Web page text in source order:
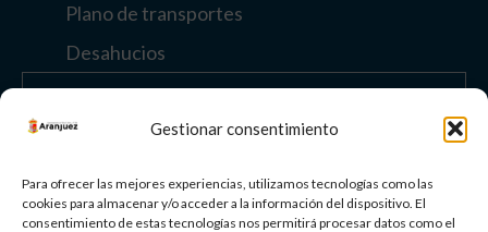
Gestionar consentimiento
Para ofrecer las mejores experiencias, utilizamos tecnologías como las
cookies para almacenar y/o acceder a la información del dispositivo. El
consentimiento de estas tecnologías nos permitirá procesar datos como el
Plano de transportes
Desahucios
Enlaces de interés